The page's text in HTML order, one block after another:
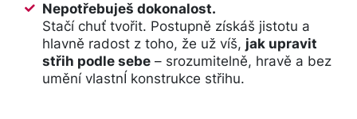
Nepotřebuješ dokonalost.
Stačí chuť tvořit. Postupně získáš jistotu a
hlavně radost z toho, že už víš, jak upravit
střih podle sebe – srozumitelně, hravě a bez
umění vlastnÍ konstrukce střihu.